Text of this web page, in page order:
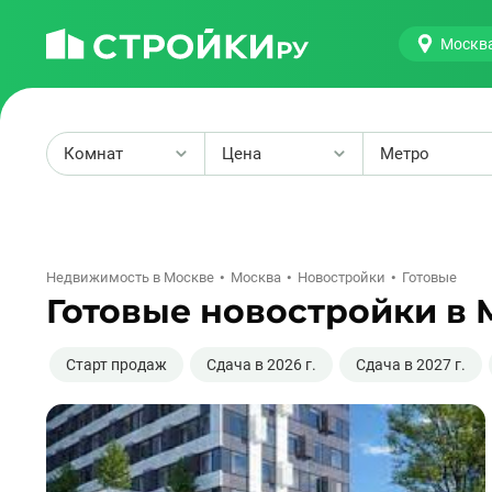
Комнат Цена Метро
Недвижимость в Москве Москва Новостройки Готовые
Готовые новостройки в
Старт продаж Сдача в 2026 г. Сдача в 2027 г.